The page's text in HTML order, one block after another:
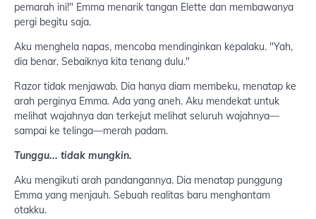
pemarah ini!" Emma menarik tangan Elette dan membawanya
pergi begitu saja.
Aku menghela napas, mencoba mendinginkan kepalaku. "Yah,
dia benar. Sebaiknya kita tenang dulu."
Razor tidak menjawab. Dia hanya diam membeku, menatap ke
arah perginya Emma. Ada yang aneh. Aku mendekat untuk
melihat wajahnya dan terkejut melihat seluruh wajahnya—
sampai ke telinga—merah padam.
Tunggu... tidak mungkin.
Aku mengikuti arah pandangannya. Dia menatap punggung
Emma yang menjauh. Sebuah realitas baru menghantam
otakku.